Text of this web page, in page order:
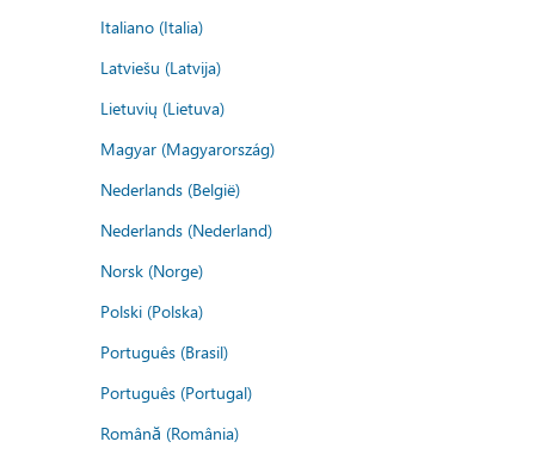
Italiano (Italia)
Latviešu (Latvija)
Lietuvių (Lietuva)
Magyar (Magyarország)
Nederlands (België)
Nederlands (Nederland)
Norsk (Norge)
Polski (Polska)
Português (Brasil)
Português (Portugal)
Română (România)